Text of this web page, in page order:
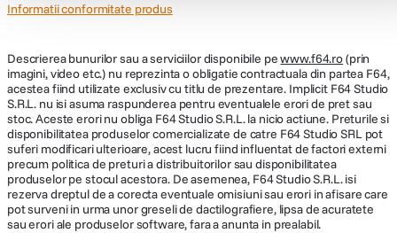
Informatii conformitate produs
Descrierea bunurilor sau a serviciilor disponibile pewww.f64.ro(prin
imagini, video etc.) nu reprezinta o obligatie contractuala din partea F64,
acestea fiind utilizate exclusiv cu titlu de prezentare. Implicit F64 Studio
S.R.L. nu isi asuma raspunderea pentru eventualele erori de pret sau
stoc. Aceste erori nu obliga F64 Studio S.R.L. la nicio actiune. Preturile si
disponibilitatea produselor comercializate de catre F64 Studio SRL pot
suferi modificari ulterioare, acest lucru fiind influentat de factori externi
precum politica de preturi a distribuitorilor sau disponibilitatea
produselor pe stocul acestora. De asemenea, F64 Studio S.R.L. isi
rezerva dreptul de a corecta eventuale omisiuni sau erori in afisare care
pot surveni in urma unor greseli de dactilografiere, lipsa de acuratete
sau erori ale produselor software, fara a anunta in prealabil.